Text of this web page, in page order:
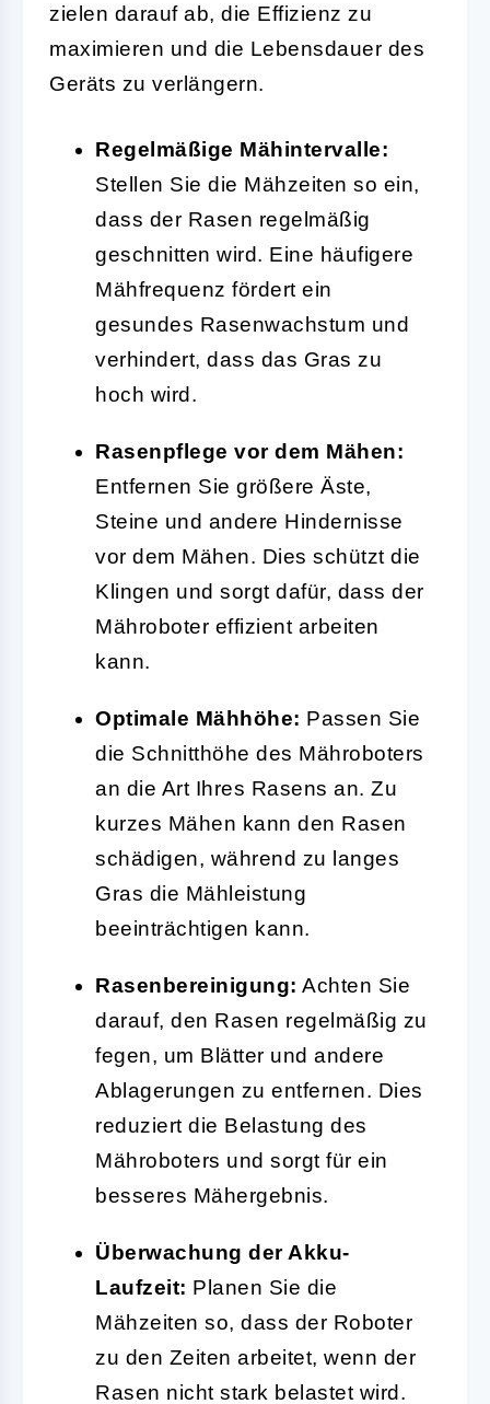
zielen darauf ab, die Effizienz zu
maximieren und die Lebensdauer des
Geräts zu verlängern.
Regelmäßige Mähintervalle:
Stellen Sie die Mähzeiten so ein,
dass der Rasen regelmäßig
geschnitten wird. Eine häufigere
Mähfrequenz fördert ein
gesundes Rasenwachstum und
verhindert, dass das Gras zu
hoch wird.
Rasenpflege vor dem Mähen:
Entfernen Sie größere Äste,
Steine und andere Hindernisse
vor dem Mähen. Dies schützt die
Klingen und sorgt dafür, dass der
Mähroboter effizient arbeiten
kann.
Optimale Mähhöhe: Passen Sie
die Schnitthöhe des Mähroboters
an die Art Ihres Rasens an. Zu
kurzes Mähen kann den Rasen
schädigen, während zu langes
Gras die Mähleistung
beeinträchtigen kann.
Rasenbereinigung: Achten Sie
darauf, den Rasen regelmäßig zu
fegen, um Blätter und andere
Ablagerungen zu entfernen. Dies
reduziert die Belastung des
Mähroboters und sorgt für ein
besseres Mähergebnis.
Überwachung der Akku-
Laufzeit: Planen Sie die
Mähzeiten so, dass der Roboter
zu den Zeiten arbeitet, wenn der
Rasen nicht stark belastet wird.